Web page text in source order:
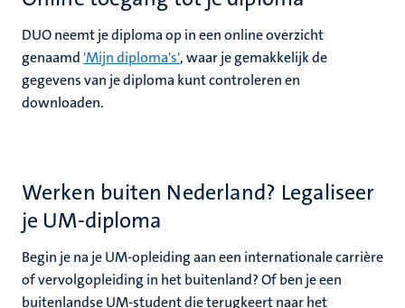
DUO neemt je diploma op in een online overzicht
genaamd'Mijn diploma's', waar je gemakkelijk de
gegevens van je diploma kunt controleren en
downloaden.
Werken buiten Nederland? Legaliseer
je UM-diploma
Begin je na je UM-opleiding aan een internationale carrière
of vervolgopleiding in het buitenland? Of ben je een
buitenlandse UM-student die terugkeert naar het